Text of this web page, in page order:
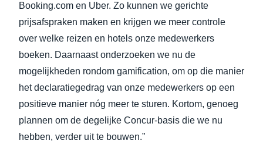
Booking.com en Uber. Zo kunnen we gerichte
prijsafspraken maken en krijgen we meer controle
over welke reizen en hotels onze medewerkers
boeken. Daarnaast onderzoeken we nu de
mogelijkheden rondom gamification, om op die manier
het declaratiegedrag van onze medewerkers op een
positieve manier nóg meer te sturen. Kortom, genoeg
plannen om de degelijke Concur-basis die we nu
hebben, verder uit te bouwen.”